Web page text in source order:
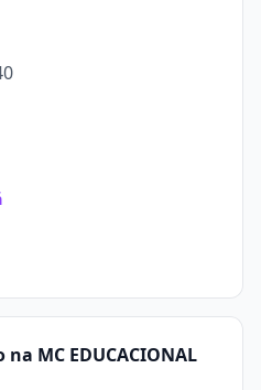
MC EDUCACIONAL